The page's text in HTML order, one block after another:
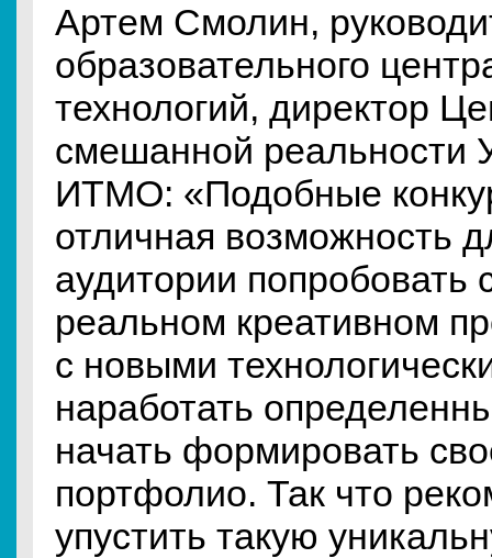
Артем Смолин,
образовательного
технологий, директор
смешанной реальности
ИТМО: «Подобные
отличная возможность
аудитории попробовать
реальном креативном
с новыми
наработать
начать формировать
портфолио. Так что
упустить такую